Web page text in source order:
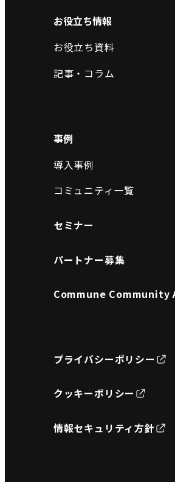
お役立ち情報
お役立ち資料
記事・コラム
事例
導入事例
コミュニティ一覧
セミナー
パートナー募集
Commune Community
プライバシーポリシー
クッキーポリシー
情報セキュリティ方針